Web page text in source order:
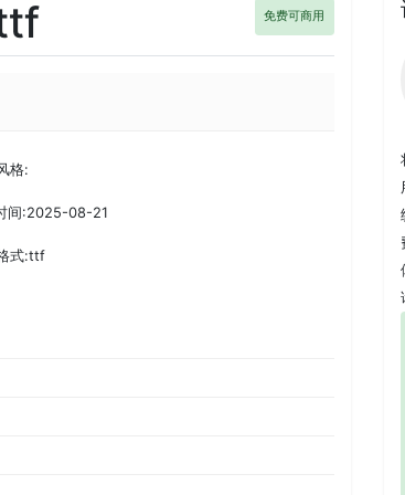
免费可商用
格:
间:2025-08-21
式:ttf